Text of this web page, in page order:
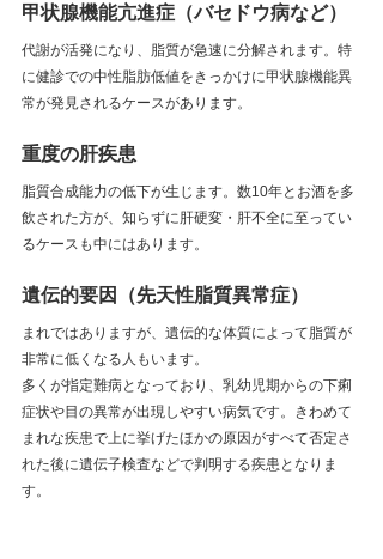
甲状腺機能亢進症（バセドウ病など）
代謝が活発になり、脂質が急速に分解されます。特
に健診での中性脂肪低値をきっかけに甲状腺機能異
常が発見されるケースがあります。
重度の肝疾患
脂質合成能力の低下が生じます。数10年とお酒を多
飲された方が、知らずに肝硬変・肝不全に至ってい
るケースも中にはあります。
遺伝的要因（先天性脂質異常症）
まれではありますが、遺伝的な体質によって脂質が
非常に低くなる人もいます。
多くが指定難病となっており、乳幼児期からの下痢
症状や目の異常が出現しやすい病気です。きわめて
まれな疾患で上に挙げたほかの原因がすべて否定さ
れた後に遺伝子検査などで判明する疾患となりま
す。